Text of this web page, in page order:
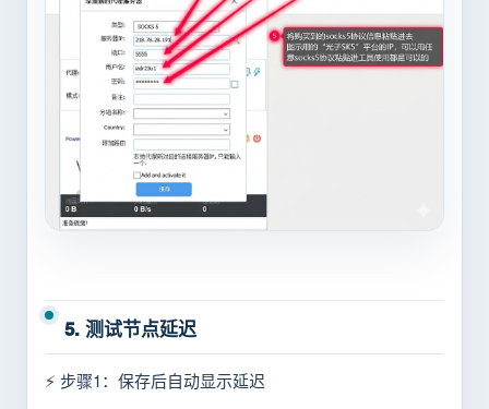
5. 测试节点延迟
⚡ 步骤1：保存后自动显示延迟